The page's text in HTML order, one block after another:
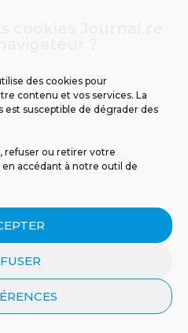
des cookies pour
contenu et vos services. La
est susceptible de dégrader des
refuser ou retirer votre
accédant à notre outil de
BLOG
DE CONFIDENTIALITÉ